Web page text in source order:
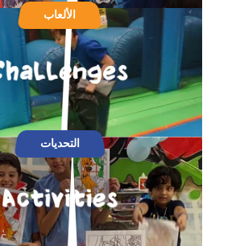
الألعاب
التحديات